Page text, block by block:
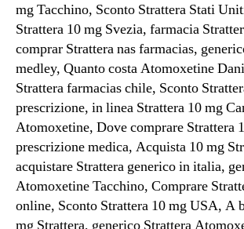
mg Tacchino, Sconto Strattera Stati
Strattera 10 mg Svezia, farmacia
comprar Strattera nas farmacias,
medley, Quanto costa Atomoxetine
Strattera farmacias chile, Sconto
prescrizione, in linea Strattera 10 mg
Atomoxetine, Dove comprare Strattera
prescrizione medica, Acquista 10 mg
acquistare Strattera generico in italia,
Atomoxetine Tacchino, Comprare
online, Sconto Strattera 10 mg USA, A